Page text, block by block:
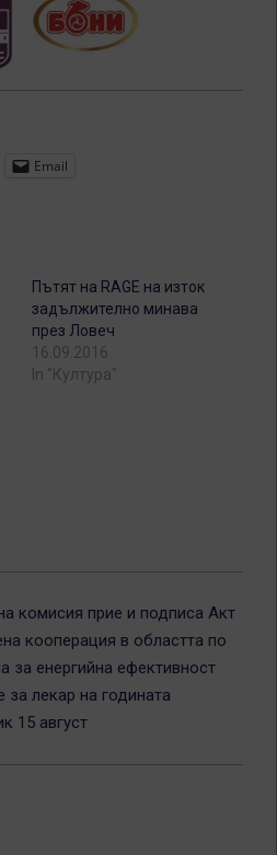
Email
Пътят на RAGE на изток
задължително минава
през Ловеч
16.09.2016
In "Култура"
комисия прие и подписа Акт
кооперация в областта по
за енергийна ефективност
за лекар на годината
15 август